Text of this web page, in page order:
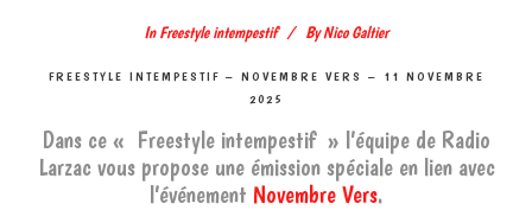
In Freestyle intempestif By Nico Galtier
FREESTYLE INTEMPESTIF – NOVEMBRE VERS – 11 NOVEMBRE
2025
Dans ce « Freestyle intempestif » l’équipe de Radio
Larzac vous propose une émission spéciale en lien avec
l’événement Novembre Vers.